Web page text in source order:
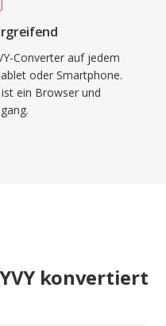
Converter auf jedem
oder Smartphone.
ein Browser und
konvertiert